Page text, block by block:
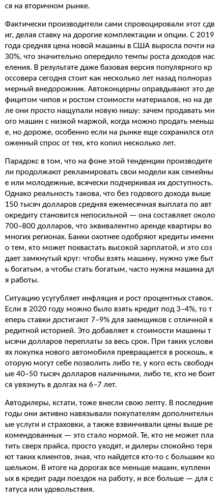
ся на вторичном рынке.
Фактически производители сами спровоцировали этот сдв
иг, делая ставку на дорогие комплектации и опции. С 2019
года средняя цена новой машины в США выросла почти на
30%, что значительно опередило темпы роста доходов нас
еления. В результате даже базовая версия популярного кр
оссовера сегодня стоит как несколько лет назад полнораз
мерный внедорожник. Автоконцерны оправдывают это де
фицитом чипов и ростом стоимости материалов, но на де
ле они просто нащупали новую нишу: зачем продавать мн
ого машин с низкой маржой, когда можно продать меньш
е, но дороже, особенно если на рынке еще сохранился отл
оженный спрос от тех, кто копил несколько лет.
Парадокс в том, что на фоне этой тенденции производите
ли продолжают рекламировать свои модели как семейны
е или молодежные, всячески подчеркивая их доступность.
Однако реальность такова, что без годового дохода выше
150 тысяч долларов средняя ежемесячная выплата по авт
окредиту становится непосильной — она составляет около
700–800 долларов, что эквивалентно аренде квартиры во
многих регионах. Банки охотнее одобряют кредиты именн
о тем, кто может похвастать высокой зарплатой, и это соз
дает замкнутый круг: чтобы взять машину, нужно уже быт
ь богатым, а чтобы стать богатым, часто нужна машина дл
я работы.
Ситуацию усугубляет инфляция и рост процентных ставок.
Если в 2020 году можно было взять кредит под 3–4%, то т
еперь ставки достигают 7–9% для заемщиков с отличной к
редитной историей. Это добавляет к стоимости машины т
ысячи долларов переплаты за весь срок. При таких услови
ях покупка нового автомобиля превращается в роскошь, к
оторую могут себе позволить либо те, у кого есть свободн
ые 40–50 тысяч долларов наличными, либо те, кто не боит
ся увязнуть в долгах на 6–7 лет.
Автодилеры, кстати, тоже внесли свою лепту. В последние
годы они активно навязывали покупателям дополнительн
ые услуги и страховки, а также взвинчивали цены выше ре
комендованных — это стало нормой. Те, кто не может пла
тить сверх прайса, просто уходят, и дилеры спокойно теря
ют таких клиентов, зная, что найдется кто-то с большим ко
шельком. В итоге на дорогах все меньше машин, купленн
ых в кредит ради поездок на работу, и все больше — для с
татуса или удовольствия.